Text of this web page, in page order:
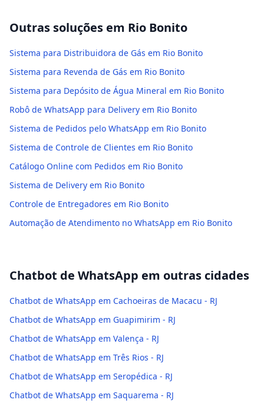
Outras soluções em Rio Bonito
Sistema para Distribuidora de Gás em Rio Bonito
Sistema para Revenda de Gás em Rio Bonito
Sistema para Depósito de Água Mineral em Rio Bonito
Robô de WhatsApp para Delivery em Rio Bonito
Sistema de Pedidos pelo WhatsApp em Rio Bonito
Sistema de Controle de Clientes em Rio Bonito
Catálogo Online com Pedidos em Rio Bonito
Sistema de Delivery em Rio Bonito
Controle de Entregadores em Rio Bonito
Automação de Atendimento no WhatsApp em Rio Bonito
Chatbot de WhatsApp em outras cidades
Chatbot de WhatsApp em Cachoeiras de Macacu - RJ
Chatbot de WhatsApp em Guapimirim - RJ
Chatbot de WhatsApp em Valença - RJ
Chatbot de WhatsApp em Três Rios - RJ
Chatbot de WhatsApp em Seropédica - RJ
Chatbot de WhatsApp em Saquarema - RJ